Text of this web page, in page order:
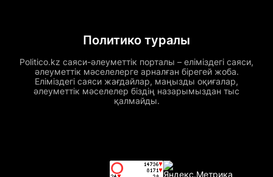
Политико туралы
Politico.kz саяси-әлеуметтік порталы – еліміздегі саяси,
әлеуметтік мәселелерге арналған бірегей жоба.
Еліміздегі саяси жағдайлар, маңызды оқиғалар,
әлеуметтік мәселелер біздің назарымыздан тыс
қалмайды.